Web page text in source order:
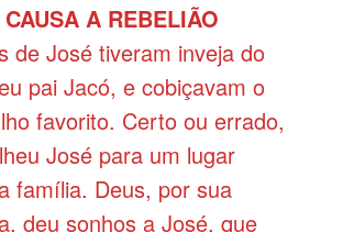
A REBELIÃO
de José tiveram inveja do
pai Jacó, e cobiçavam o
favorito. Certo ou errado,
José para um lugar
família. Deus, por sua
deu sonhos a José, que